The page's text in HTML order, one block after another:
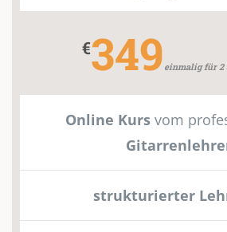
€349 einmalig für 2
Online Kursvom
strukturierter